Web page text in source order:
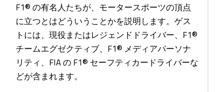
F1® の有名人たちが、モータースポーツの頂点
に立つとはどういうことかを説明します。ゲス
トには、現役またはレジェンドドライバー、F1®
チームエグゼクティブ、F1® メディアパーソナ
リティ、FIA の F1® セーフティカードライバーな
どが含まれます。